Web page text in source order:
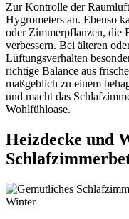
Zur Kontrolle der
Hygrometers an. Ebenso
oder Zimmerpflanzen, die
verbessern. Bei älteren
Lüftungsverhalten
richtige Balance aus
maßgeblich zu einem
und macht das
Wohlfühloase.
Heizdecke und